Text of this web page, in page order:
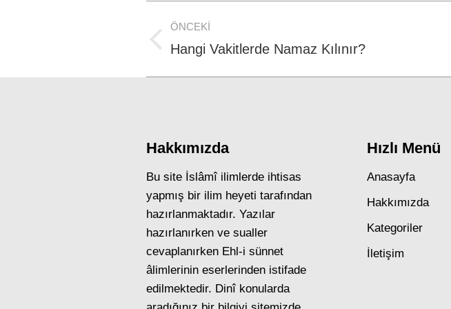
Post
navigation
ÖNCEKI
Previous
Hangi Vakitlerde Namaz Kılınır?
Hakkımızda
Bu site İslâmî ilimlerde ihtisas
yapmış bir ilim heyeti tarafından
hazırlanmaktadır. Yazılar
hazırlanırken ve sualler
cevaplanırken Ehl-i sünnet
âlimlerinin eserlerinden istifade
edilmektedir. Dinî konularda
Hızlı Menü
Anasayfa
Hakkımızda
Kategoriler
İletişim